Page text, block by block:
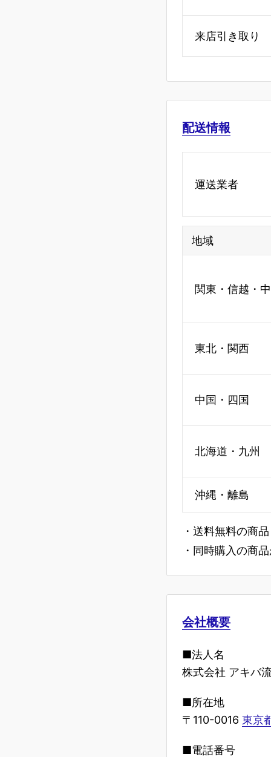
来店引き取り
配送情報
運送業者
地域
関東・信越・
東北・関西
中国・四国
北海道・九州
沖縄・離島
・送料無料の商
・同時購入の商
会社概要
■法人名
株式会社 アキバ
■所在地
〒110-0016 東京
■電話番号